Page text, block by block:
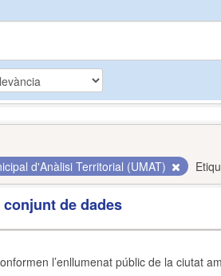
d'Anàlisi Territorial (UMAT)
de dades
l’enllumenat públic de la ciutat